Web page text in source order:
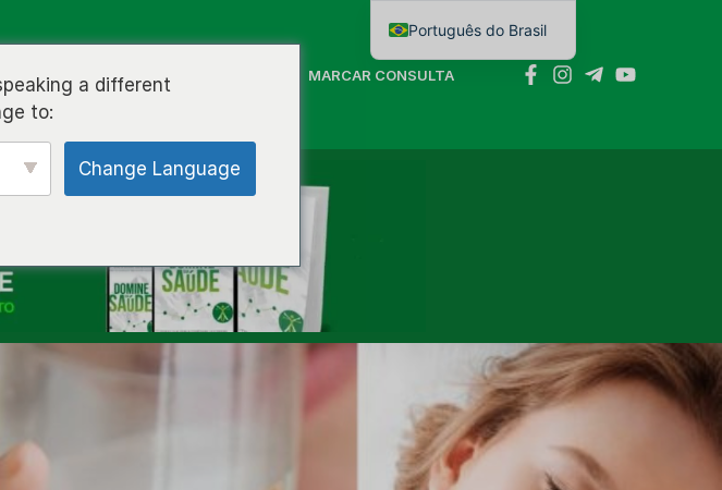
VÍDEOS SOBRE MIM MARCAR CONSULTA
a different
to:
Change Language
Português do Brasil
English